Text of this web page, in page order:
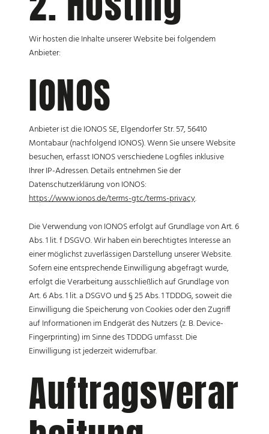
Wir hosten die Inhalte unserer Website bei folgendem
Anbieter:
IONOS
Anbieter ist die IONOS SE, Elgendorfer Str. 57, 56410
Montabaur (nachfolgend IONOS). Wenn Sie unsere Website
besuchen, erfasst IONOS verschiedene Logfiles inklusive
Ihrer IP-Adressen. Details entnehmen Sie der
Datenschutzerklärung von IONOS:
https://www.ionos.de/terms-gtc/terms-privacy.
Die Verwendung von IONOS erfolgt auf Grundlage von Art. 6
Abs. 1 lit. f DSGVO. Wir haben ein berechtigtes Interesse an
einer möglichst zuverlässigen Darstellung unserer Website.
Sofern eine entsprechende Einwilligung abgefragt wurde,
erfolgt die Verarbeitung ausschließlich auf Grundlage von
Art. 6 Abs. 1 lit. a DSGVO und § 25 Abs. 1 TDDDG, soweit die
Einwilligung die Speicherung von Cookies oder den Zugriff
auf Informationen im Endgerät des Nutzers (z. B. Device-
Fingerprinting) im Sinne des TDDDG umfasst. Die
Einwilligung ist jederzeit widerrufbar.
Auftragsverar